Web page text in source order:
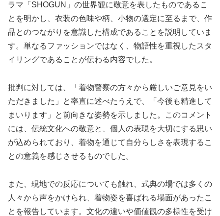
ラマ「SHOGUN」の世界観に敬意を表したものであるこ
とを明かし、衣装の色味や柄、小物の選定に至るまで、作
品とのつながりを意識した構成であることを説明していま
す。単なるファッションではなく、物語性を重視したスタ
イリングであることが伝わる内容でした。
批判に対しては、「着物警察の方々から厳しいご意見をい
ただきました」と率直に述べたうえで、「今後も精進して
まいります」と前向きな姿勢を示しました。このコメント
には、伝統文化への敬意と、個人の表現を大切にする思い
が込められており、着物を通じて自分らしさを表現するこ
との意義を感じさせるものでした。
また、現地での反応についても触れ、式典の場では多くの
人々から声をかけられ、着物姿を喜ばれる場面があったこ
とを報告しています。文化の違いや価値観の多様性を受け